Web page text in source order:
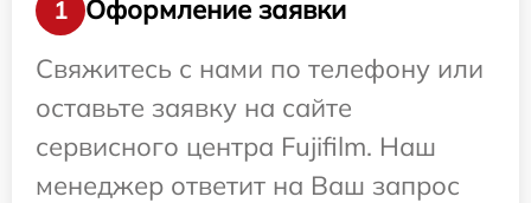
1
Оформление заявки
Свяжитесь с нами по телефону или
оставьте заявку на сайте
сервисного центра Fujifilm. Наш
менеджер ответит на Ваш запрос